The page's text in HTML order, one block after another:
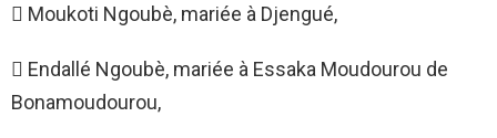
 Moukoti Ngoubè, mariée à Djengué,
 Endallé Ngoubè, mariée à Essaka Moudourou de
Bonamoudourou,